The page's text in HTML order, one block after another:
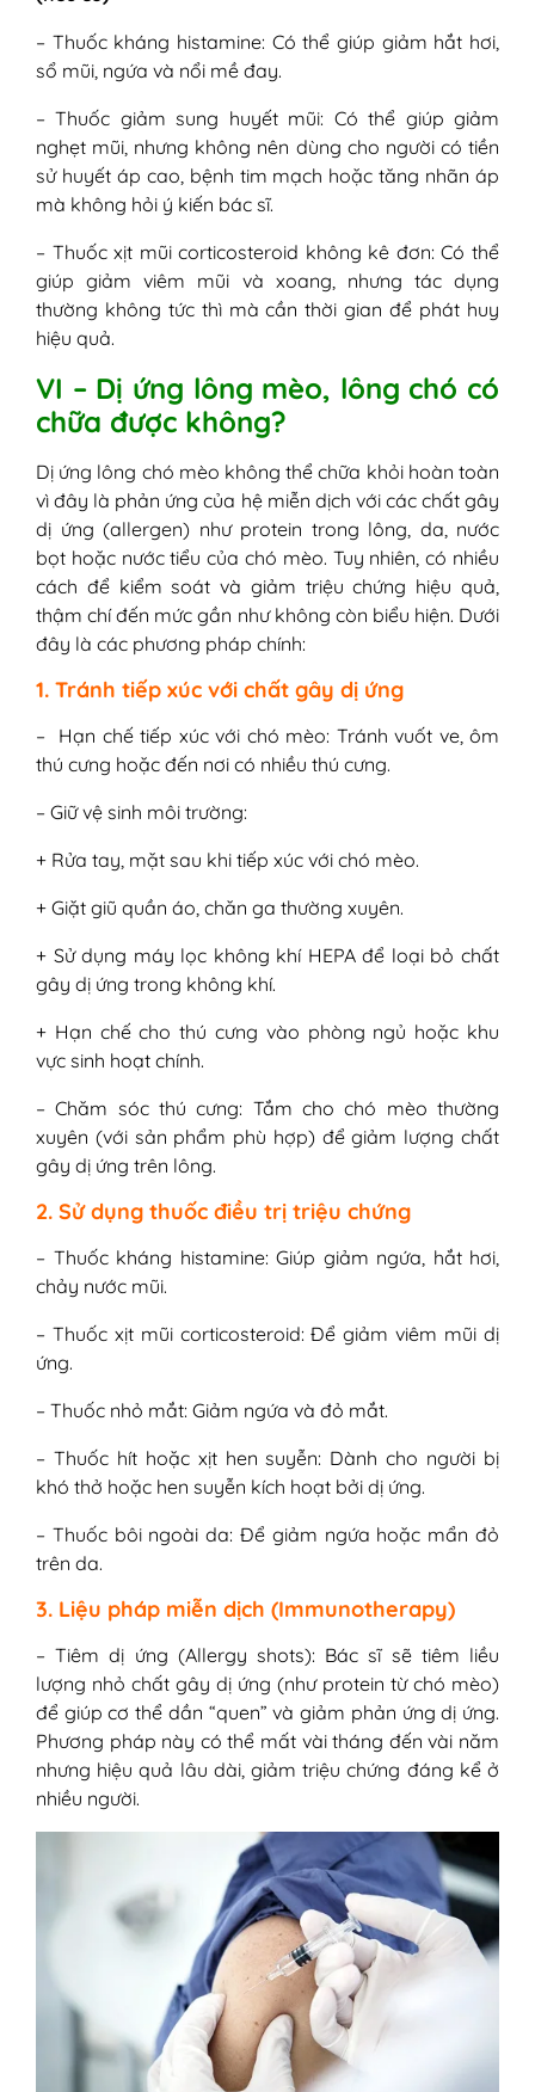
– Thuốc kháng histamine: Có thể giúp giảm hắt hơi,
sổ mũi, ngứa và nổi mề đay.
– Thuốc giảm sung huyết mũi: Có thể giúp giảm
nghẹt mũi, nhưng không nên dùng cho người có tiền
sử huyết áp cao, bệnh tim mạch hoặc tăng nhãn áp
mà không hỏi ý kiến bác sĩ.
– Thuốc xịt mũi corticosteroid không kê đơn: Có thể
giúp giảm viêm mũi và xoang, nhưng tác dụng
thường không tức thì mà cần thời gian để phát huy
hiệu quả.
VI – Dị ứng lông mèo, lông chó có
chữa được không?
Dị ứng lông chó mèo không thể chữa khỏi hoàn toàn
vì đây là phản ứng của hệ miễn dịch với các chất gây
dị ứng (allergen) như protein trong lông, da, nước
bọt hoặc nước tiểu của chó mèo. Tuy nhiên, có nhiều
cách để kiểm soát và giảm triệu chứng hiệu quả,
thậm chí đến mức gần như không còn biểu hiện. Dưới
đây là các phương pháp chính:
1. Tránh tiếp xúc với chất gây dị ứng
– Hạn chế tiếp xúc với chó mèo: Tránh vuốt ve, ôm
thú cưng hoặc đến nơi có nhiều thú cưng.
– Giữ vệ sinh môi trường:
+ Rửa tay, mặt sau khi tiếp xúc với chó mèo.
+ Giặt giũ quần áo, chăn ga thường xuyên.
+ Sử dụng máy lọc không khí HEPA để loại bỏ chất
gây dị ứng trong không khí.
+ Hạn chế cho thú cưng vào phòng ngủ hoặc khu
vực sinh hoạt chính.
– Chăm sóc thú cưng: Tắm cho chó mèo thường
xuyên (với sản phẩm phù hợp) để giảm lượng chất
gây dị ứng trên lông.
2. Sử dụng thuốc điều trị triệu chứng
– Thuốc kháng histamine: Giúp giảm ngứa, hắt hơi,
chảy nước mũi.
– Thuốc xịt mũi corticosteroid: Để giảm viêm mũi dị
ứng.
– Thuốc nhỏ mắt: Giảm ngứa và đỏ mắt.
– Thuốc hít hoặc xịt hen suyễn: Dành cho người bị
khó thở hoặc hen suyễn kích hoạt bởi dị ứng.
– Thuốc bôi ngoài da: Để giảm ngứa hoặc mẩn đỏ
trên da.
3. Liệu pháp miễn dịch (Immunotherapy)
– Tiêm dị ứng (Allergy shots): Bác sĩ sẽ tiêm liều
lượng nhỏ chất gây dị ứng (như protein từ chó mèo)
để giúp cơ thể dần “quen” và giảm phản ứng dị ứng.
Phương pháp này có thể mất vài tháng đến vài năm
nhưng hiệu quả lâu dài, giảm triệu chứng đáng kể ở
nhiều người.